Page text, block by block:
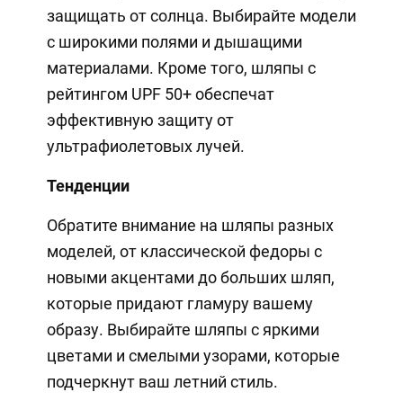
защищать от солнца. Выбирайте модели
с широкими полями и дышащими
материалами. Кроме того, шляпы с
рейтингом UPF 50+ обеспечат
эффективную защиту от
ультрафиолетовых лучей.
Тенденции
Обратите внимание на шляпы разных
моделей, от классической федоры с
новыми акцентами до больших шляп,
которые придают гламуру вашему
образу. Выбирайте шляпы с яркими
цветами и смелыми узорами, которые
подчеркнут ваш летний стиль.